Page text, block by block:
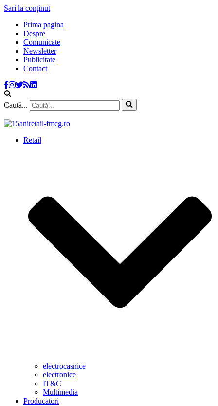
Sari la conținut
Prima pagina
Despre
Comunicate
Newsletter
Publicitate
Contact
Caută...
Retail
electrocasnice
electronice
IT&C
Multimedia
Producatori